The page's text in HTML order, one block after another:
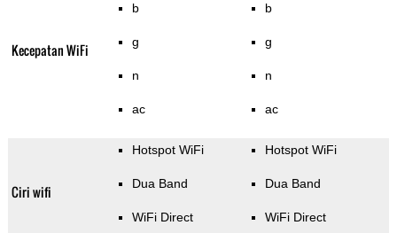
Kecepatan WiFi
b
g
n
ac
b
g
n
ac
Ciri wifi
Hotspot WiFi
Dua Band
WiFi Direct
Hotspot WiFi
Dua Band
WiFi Direct